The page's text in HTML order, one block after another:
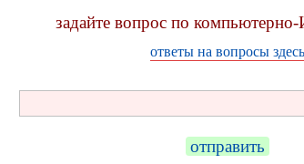
задайте вопрос по
ответы на вопросы здесь
отправить